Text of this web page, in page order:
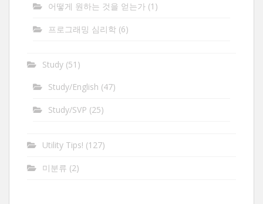
어떻게 원하는 것을 얻는가 (1)
프로그래밍 심리학 (6)
Study (51)
Study/English (47)
Study/SVP (25)
Utility Tips! (127)
미분류 (2)